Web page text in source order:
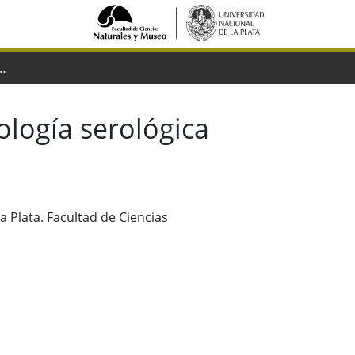
serológica puneña
serológica
Plata. Facultad de Ciencias